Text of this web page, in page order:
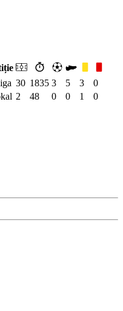
30 1835 3 5 3
0
2 48 0 0 1
0